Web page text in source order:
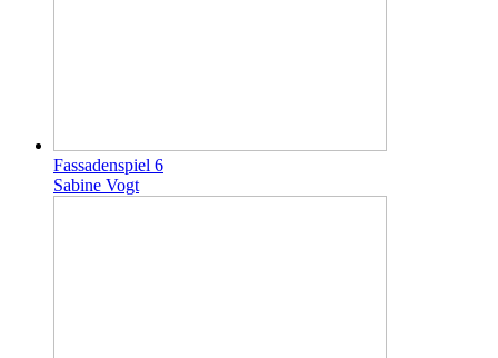
Fassadenspiel 6
Sabine Vogt